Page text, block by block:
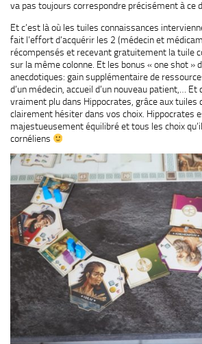
va pas toujours correspondre précisément à ce
Et c’est là où les tuiles connaissances
fait l’effort d’acquérir les 2 (médecin et
récompensés et recevant gratuitement la tuile
sur la même colonne. Et les bonus « one shot »
anecdotiques: gain supplémentaire de
d’un médecin, accueil d’un nouveau patient,… Et
vraiment plu dans Hippocrates, grâce aux tuiles
clairement hésiter dans vos choix. Hippocrates
majestueusement équilibré et tous les choix
cornéliens